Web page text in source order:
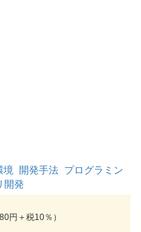
境 開発手法 プログラミン
開発
円＋税10％）